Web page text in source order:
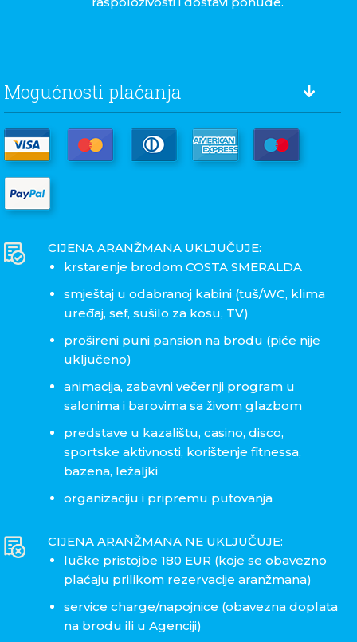
Mogućnosti plaćanja
CIJENA ARANŽMANA UKLJUČUJE:
krstarenje brodom COSTA SMERALDA
smještaj u odabranoj kabini (tuš/WC, klima
uređaj, sef, sušilo za kosu, TV)
prošireni puni pansion na brodu (piće nije
uključeno)
animacija, zabavni večernji program u
salonima i barovima sa živom glazbom
predstave u kazalištu, casino, disco,
sportske aktivnosti, korištenje fitnessa,
bazena, ležaljki
organizaciju i pripremu putovanja
CIJENA ARANŽMANA NE UKLJUČUJE:
lučke pristojbe 180 EUR (koje se obavezno
plaćaju prilikom rezervacije aranžmana)
service charge/napojnice (obavezna doplata
na brodu ili u Agenciji)